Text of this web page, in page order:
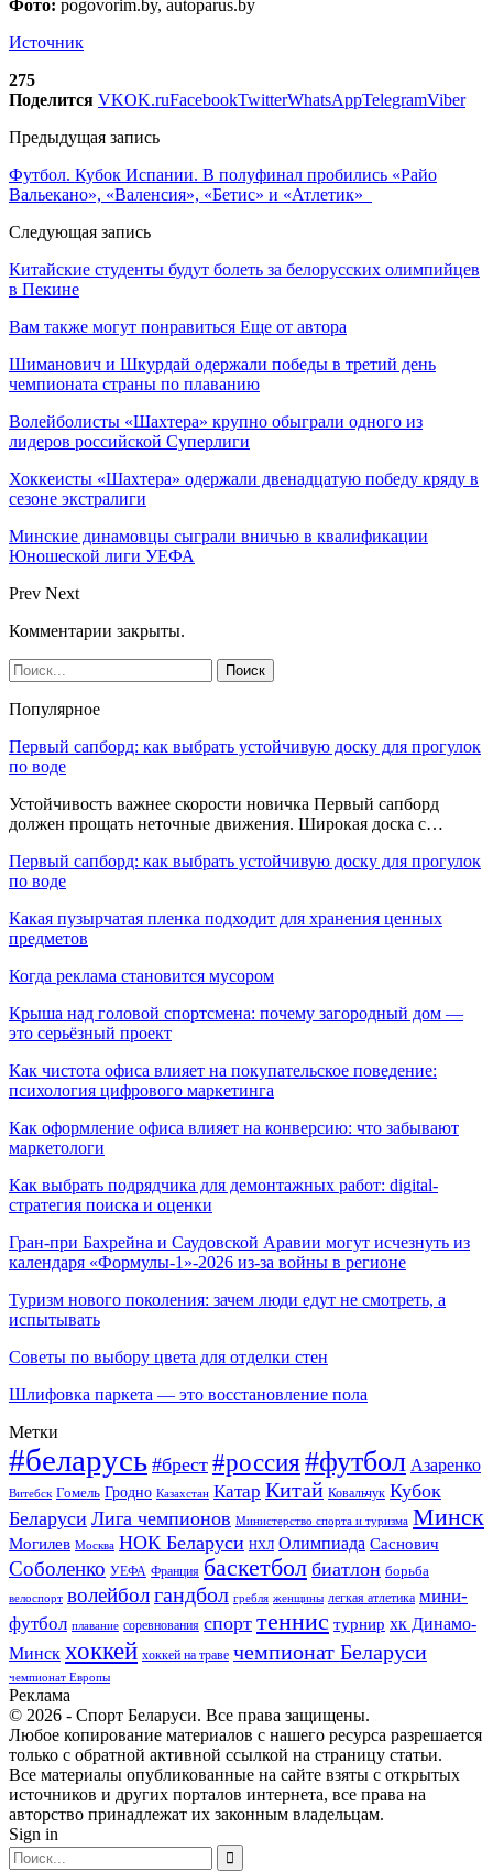
Фото: pogovorim.by, autoparus.by
Источник
275
Поделится VKOK.ruFacebookTwitterWhatsAppTelegramViber
Предыдущая запись
Футбол. Кубок Испании. В полуфинал пробились «Райо
Вальекано», «Валенсия», «Бетис» и «Атлетик»
Следующая запись
Китайские студенты будут болеть за белорусских олимпийцев
в Пекине
Вам также могут понравиться Еще от автора
Шиманович и Шкурдай одержали победы в третий день
чемпионата страны по плаванию
Волейболисты «Шахтера» крупно обыграли одного из
лидеров российской Суперлиги
Хоккеисты «Шахтера» одержали двенадцатую победу кряду в
сезоне экстралиги
Минские динамовцы сыграли вничью в квалификации
Юношеской лиги УЕФА
Prev Next
Комментарии закрыты.
Популярное
Первый сапборд: как выбрать устойчивую доску для прогулок
по воде
Устойчивость важнее скорости новичка Первый сапборд
должен прощать неточные движения. Широкая доска с…
Первый сапборд: как выбрать устойчивую доску для прогулок
по воде
Какая пузырчатая пленка подходит для хранения ценных
предметов
Когда реклама становится мусором
Крыша над головой спортсмена: почему загородный дом —
это серьёзный проект
Как чистота офиса влияет на покупательское поведение:
психология цифрового маркетинга
Как оформление офиса влияет на конверсию: что забывают
маркетологи
Как выбрать подрядчика для демонтажных работ: digital-
стратегия поиска и оценки
Гран-при Бахрейна и Саудовской Аравии могут исчезнуть из
календаря «Формулы-1»-2026 из-за войны в регионе
Туризм нового поколения: зачем люди едут не смотреть, а
испытывать
Советы по выбору цвета для отделки стен
Шлифовка паркета — это восстановление пола
Метки
#беларусь #брест #россия#футбол Азаренко
Витебск Гомель Гродно Казахстан Катар Китай Ковальчук Кубок
Беларуси Лига чемпионов Министерство спорта и туризма Минск
Могилев Москва НОК Беларуси НХЛ Олимпиада Саснович
Соболенко УЕФА Франция баскетбол биатлон борьба
велоспорт волейболгандбол гребля женщины легкая атлетика мини-
футбол плавание соревнования спорт теннис турнир хк Динамо-
Минск хоккей хоккей на траве чемпионат Беларуси
чемпионат Европы
Реклама
© 2026 - Спорт Беларуси. Все права защищены.
Любое копирование материалов с нашего ресурса разрешается
только с обратной активной ссылкой на страницу статьи.
Все материалы опубликованные на сайте взяты с открытых
источников и других порталов интернета, все права на
авторство принадлежат их законным владельцам.
Sign in